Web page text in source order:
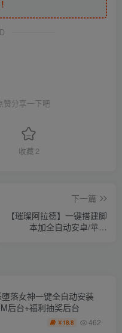
赞分享一下吧
收藏 2
下一篇
【璀璨阿拉德】一键搭建脚
本加全自动安卓/苹果
堕落女神一键全自动安装
后台+福利抽奖后台
￥ 18.8 462